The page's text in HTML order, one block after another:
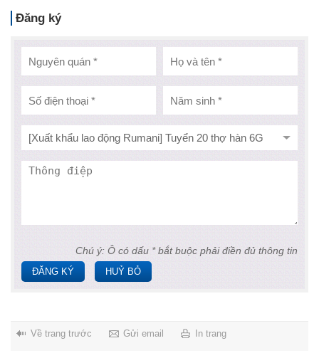
Đăng ký
Chú ý: Ô có dấu * bắt buộc phải điền đủ thông tin
ĐĂNG KÝ HUỶ BỎ
Về trang trước Gửi email In trang